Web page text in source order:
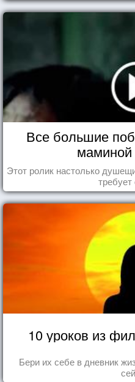
Все большие
Этот ролик настолько
требует
10 уроков из
Бери их себе в дневник